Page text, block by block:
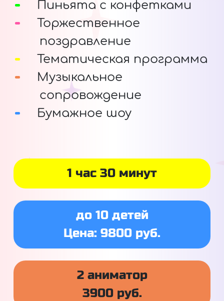
Пиньята с конфетками
Торжественное
поздравление
Тематическая программа
Музыкальное
сопровождение
Бумажное шоу
1 час 30 минут
до 10 детей
Цена: 9800 руб.
2 аниматор
3900 руб.